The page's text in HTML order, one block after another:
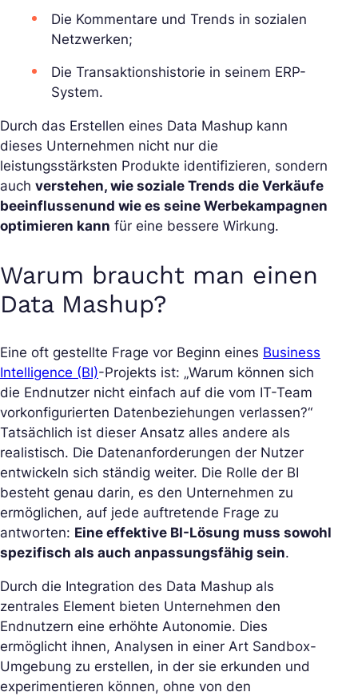
Die Kommentare und Trends in sozialen
Netzwerken;
Die Transaktionshistorie in seinem ERP-
System.
Durch das Erstellen eines Data Mashup kann
dieses Unternehmen nicht nur die
leistungsstärksten Produkte identifizieren, sondern
auch verstehen, wie soziale Trends die Verkäufe
beeinflussenund wie es seine Werbekampagnen
optimieren kann für eine bessere Wirkung.
Warum braucht man einen
Data Mashup?
Eine oft gestellte Frage vor Beginn eines Business
Intelligence (BI)-Projekts ist: „Warum können sich
die Endnutzer nicht einfach auf die vom IT-Team
vorkonfigurierten Datenbeziehungen verlassen?“
Tatsächlich ist dieser Ansatz alles andere als
realistisch. Die Datenanforderungen der Nutzer
entwickeln sich ständig weiter. Die Rolle der BI
besteht genau darin, es den Unternehmen zu
ermöglichen, auf jede auftretende Frage zu
antworten: Eine effektive BI-Lösung muss sowohl
spezifisch als auch anpassungsfähig sein.
Durch die Integration des Data Mashup als
zentrales Element bieten Unternehmen den
Endnutzern eine erhöhte Autonomie. Dies
ermöglicht ihnen, Analysen in einer Art Sandbox-
Umgebung zu erstellen, in der sie erkunden und
experimentieren können, ohne von den